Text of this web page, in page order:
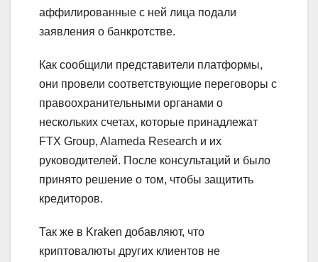
аффилированные с ней лица подали
заявления о банкротстве.
Как сообщили представители платформы,
они провели соответствующие переговоры с
правоохранительными органами о
нескольких счетах, которые принадлежат
FTX Group, Alameda Research и их
руководителей. После консультаций и было
принято решение о том, чтобы защитить
кредиторов.
Так же в Kraken добавляют, что
криптовалюты других клиентов не